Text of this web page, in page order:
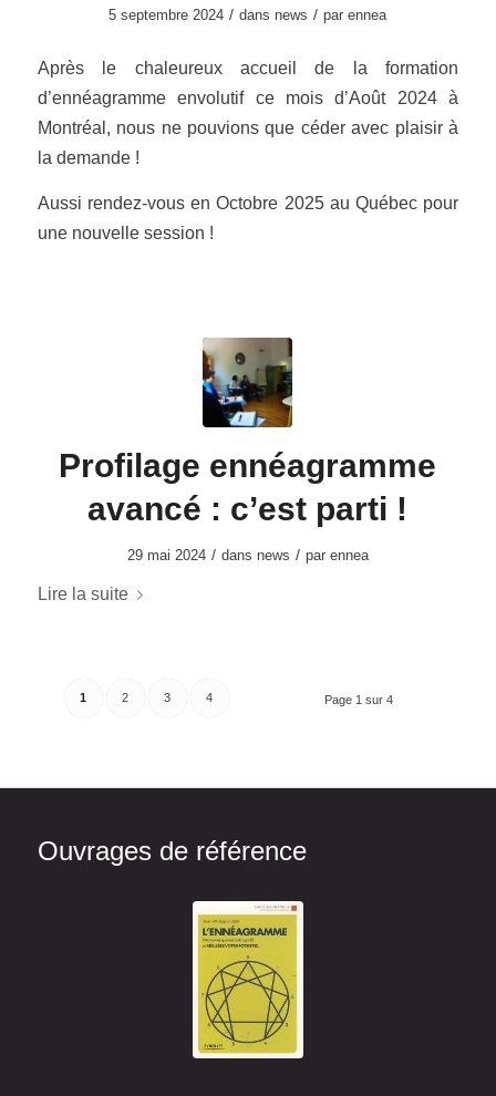
5 septembre 2024 / dans news / parennea
Après le chaleureux accueil de la formation
d’ennéagramme envolutif ce mois d’Août 2024 à
Montréal, nous ne pouvions que céder avec plaisir à
la demande !
Aussi rendez-vous en Octobre 2025 au Québec pour
une nouvelle session !
Profilage ennéagramme
avancé : c’est parti !
29 mai 2024 / dans news / par ennea
Lire la suite
Page 1 sur 4
1 2 3 4
Ouvrages de référence